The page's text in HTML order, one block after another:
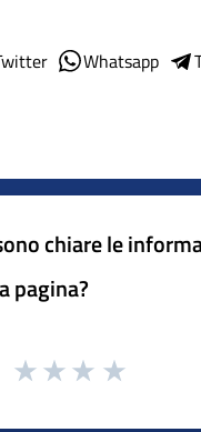
Whatsapp
chiare le
pagina?